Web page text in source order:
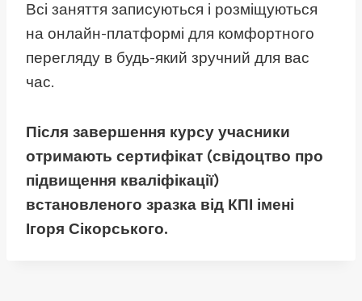
Всі заняття записуються і розміщуються
на онлайн-платформі для комфортного
перегляду в будь-який зручний для вас
час.
Після завершення курсу учасники
отримають сертифікат (свідоцтво про
підвищення кваліфікації)
встановленого зразка від КПІ імені
Ігоря Сікорського.